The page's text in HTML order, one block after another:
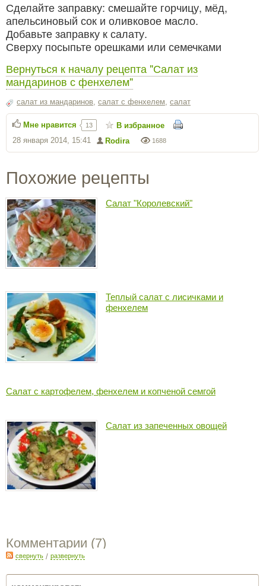
Сделайте заправку: смешайте горчицу, мёд,
апельсиновый сок и оливковое масло.
Добавьте заправку к салату.
Сверху посыпьте орешками или семечками
Вернуться к началу рецепта "Салат из
мандаринов с фенхелем"
салат из мандаринов, салат с фенхелем, салат
1688
Rodira
28 января 2014, 15:41
Мне нравится 13 В избранное
Похожие рецепты
Салат "Королевский"
Теплый салат с лисичками и
фенхелем
Салат с картофелем, фенхелем и копченой семгой
Салат из запеченных овощей
Комментарии (7)
свернуть / развернуть